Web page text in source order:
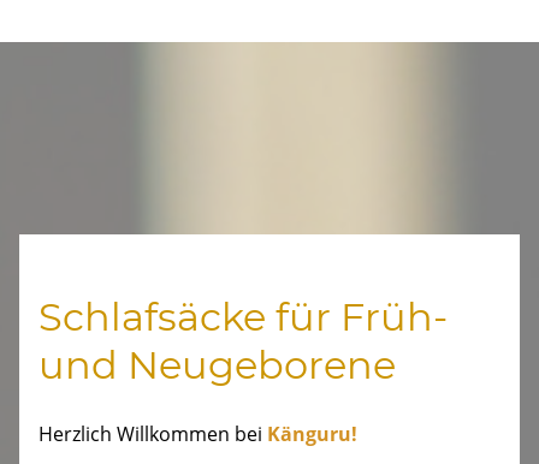
Schlafsäcke für Früh-
und Neugeborene
Herzlich Willkommen bei Känguru!